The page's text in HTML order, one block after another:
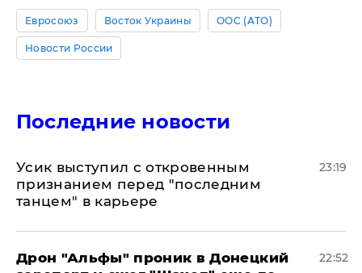
Евросоюз Восток Украины ООС (АТО)
Новости России
Последние новости
Усик выступил с откровенным
признанием перед "последним
танцем" в карьере
23:19
Дрон "Альфы" проник в Донецкий
22:52